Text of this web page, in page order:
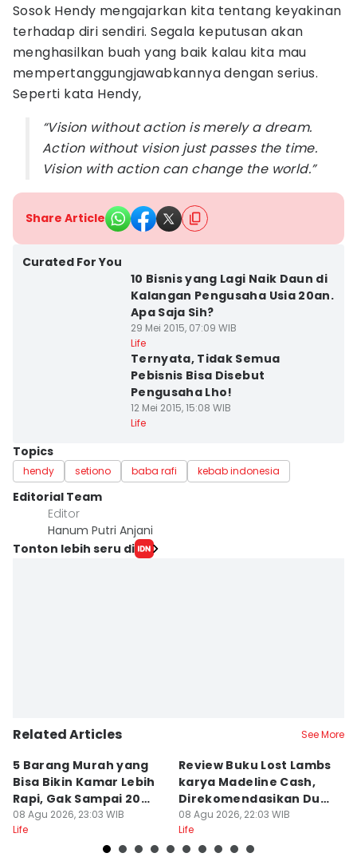
Sosok Hendy mengajarkan kita tentang keyakinan
terhadap diri sendiri. Segala keputusan akan
menghasilkan buah yang baik kalau kita mau
mempertanggungjawabkannya dengan serius.
Seperti kata Hendy,
“Vision without action is merely a dream.
Action without vision just passes the time.
Vision with action can change the world.”
Share Article
Curated For You
10 Bisnis yang Lagi Naik Daun di
Kalangan Pengusaha Usia 20an.
Apa Saja Sih?
29 Mei 2015, 07:09 WIB
Life
Ternyata, Tidak Semua
Pebisnis Bisa Disebut
Pengusaha Lho!
12 Mei 2015, 15:08 WIB
Life
Topics
hendy setiono baba rafi kebab indonesia
Editorial Team
Editor
Hanum Putri Anjani
Tonton lebih seru di
Related Articles See More
5 Barang Murah yang
Bisa Bikin Kamar Lebih
Rapi, Gak Sampai 20
Ribu!
08 Agu 2026, 23:03 WIB
Life
Review Buku Lost Lambs
karya Madeline Cash,
Direkomendasikan Dua
Lipa
08 Agu 2026, 22:03 WIB
Life